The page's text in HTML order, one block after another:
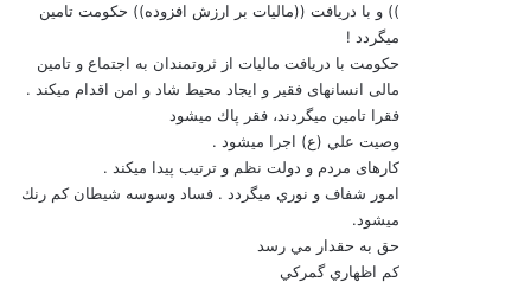
)) و با دريافت ((ماليات بر ارزش افزوده)) حكومت تامين
مي‏گردد !
حكومت با دريافت ماليات از ثروتمندان به اجتماع و تامين
مالی انسانهای فقیر و ايجاد محيط شاد و امن اقدام مي‏كند .
فقرا تامين مي‏گردند، فقر پاك مي‏شود
وصيت علي (ع) اجرا مي‏شود .
كارهای مردم و دولت نظم و ترتيب پيدا مي‏كند .
امور شفاف و نوري مي‏گردد . فساد وسوسه شيطان كم رنك
مي‏شود.
حق به حق‏دار مي رسد
كم اظهاري گمركي